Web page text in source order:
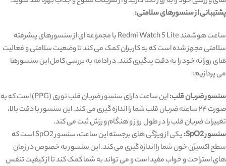
پشتیبانی از سنسورهای سلامتی:
ساعت هوشمند Redmi Watch 5 Lite با مجموعه ‌ای از سنسورهای پیشرفته
سلامتی مجهز شده است که به کاربران کمک می‌ کند تا وضعیت سلامتی و فعالیت‌
های روزانه خود را به دقت پیگیری کنند. در ادامه به بررسی کامل این سنسورها
می ‌پردازیم:
سنسور ضربان قلب:
این ساعت دارای سنسور ضربان قلب نوری (PPG) است که به
صورت ۲۴ ساعته ضربان قلب شما را اندازه‌ گیری می‌ کند. این سنسور با دقت بالا،
تغییرات ضربان قلب را در طول روز و هنگام ورزش ثبت می‌ کند.
سنسور SpO2:
یکی از ویژگی‌ های برجسته این ساعت، سنسور SpO2 است که
سطح اکسیژن خون شما را اندازه‌ گیری می‌ کند. این سنسور به خصوص در زمان‌
های استراحت و خواب مفید است و می ‌تواند به شما کمک کند تا از کیفیت تنفس